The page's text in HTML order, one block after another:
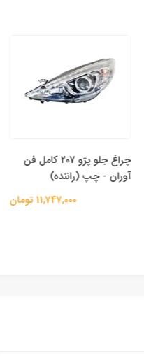
چراغ جلو پژو 207 کامل فن
آوران - چپ (راننده)
11,747,000 تومان